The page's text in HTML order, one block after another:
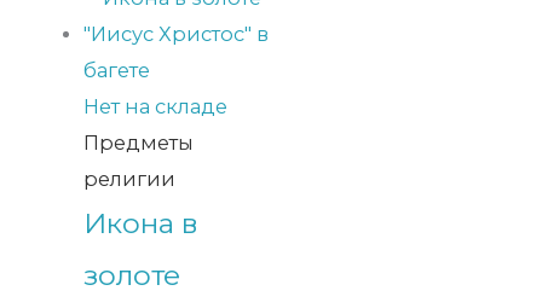
Нет на складе
Предметы
религии
Икона в
золоте